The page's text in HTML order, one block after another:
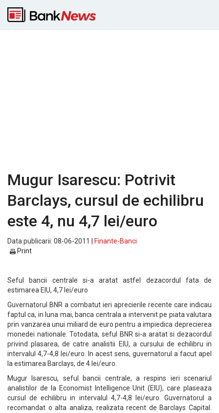
Mugur Isarescu: Potrivit
Barclays, cursul de echilibru
este 4, nu 4,7 lei/euro
Data publicarii: 08-06-2011 |
Finante-Banci
Print
Seful bancii centrale si-a aratat astfel dezacordul fata de
estimarea EIU, 4,7 lei/euro
Guvernatorul BNR a combatut ieri aprecierile recente care indicau
faptul ca, in luna mai, banca centrala a intervenit pe piata valutara
prin vanzarea unui miliard de euro pentru a impiedica deprecierea
monedei nationale. Totodata, seful BNR si-a aratat si dezacordul
privind plasarea, de catre analistii EIU, a cursului de echilibru in
intervalul 4,7-4,8 lei/euro. In acest sens, guvernatorul a facut apel
la estimarea Barclays, de 4 lei/euro.
Mugur Isarescu, seful bancii centrale, a respins ieri scenariul
analistilor de la Economist Intelligence Unit (EIU), care plaseaza
cursul de echilibru in intervalul 4,7-4,8 lei/euro. Guvernatorul a
recomandat o alta analiza, realizata recent de Barclays Capital.